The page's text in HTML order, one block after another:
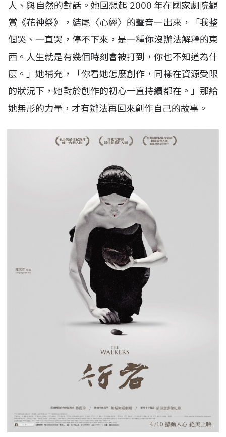
人、與自然的對話。她回想起 2000 年在國家劇院觀
賞《花神祭》，結尾〈心經〉的聲音一出來，「我整
個哭、一直哭，停不下來，是一種你沒辦法解釋的東
西。人生就是有幾個時刻會被打到，你也不知道為什
麼。」她補充，「你看她怎麼創作，同樣在資源受限
的狀況下，她對於創作的初心一直持續都在。」那給
她無形的力量，才有辦法再回來創作自己的故事。